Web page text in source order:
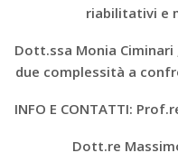
riabilitativi e
Dott.ssa Monia Ciminari
due complessità a
INFO E CONTATTI:
Dott.re